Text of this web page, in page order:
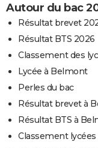
Autour du bac
Résultat brevet
Résultat BTS 2026
Classement des
Lycée à Belmont
Perles du bac
Résultat brevet à
Résultat BTS à
Classement